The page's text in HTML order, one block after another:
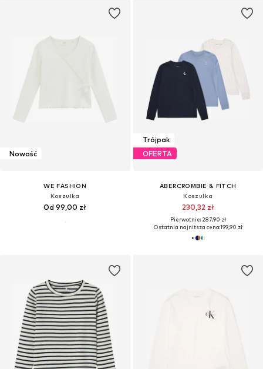
Nowość
WE FASHION
Koszulka
Od 99,00 zł
Trójpak
OFERTA
ABERCROMBIE & FITCH
Koszulka
230,32 zł
Pierwotnie: 287,90 zł
Ostatnia najniższa cena:199,90 zł